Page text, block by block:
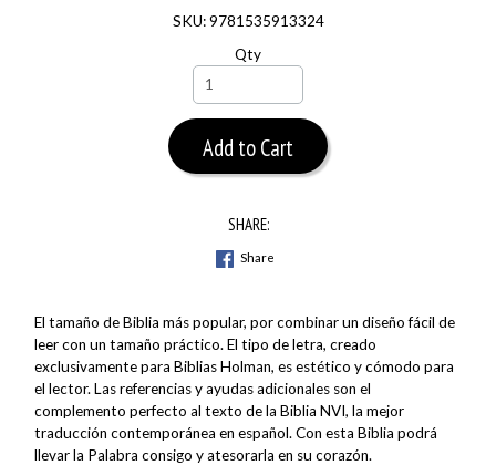
SKU: 9781535913324
Qty
Add to Cart
SHARE:
Share
El tamaño de Biblia más popular, por combinar un diseño fácil de
leer con un tamaño práctico. El tipo de letra, creado
exclusivamente para Biblias Holman, es estético y cómodo para
el lector. Las referencias y ayudas adicionales son el
complemento perfecto al texto de la Biblia NVI, la mejor
traducción contemporánea en español. Con esta Biblia podrá
llevar la Palabra consigo y atesorarla en su corazón.